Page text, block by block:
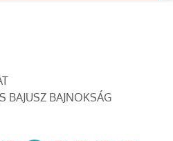
BAJUSZ BAJNOKSÁG